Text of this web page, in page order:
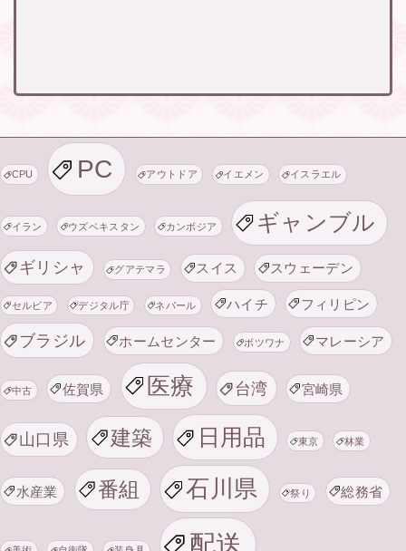
CPU PC アウトドア イエメン イスラエル
イラン ウズベキスタン カンボジア ギャンブル
ギリシャ グアテマラ スイス スウェーデン
セルビア デジタル庁 ネパール ハイチ フィリピン
ブラジル ホームセンター ボツワナ マレーシア
中古 佐賀県 医療 台湾 宮崎県
山口県 建築 日用品 東京 林業
水産業 番組 石川県 祭り 総務省
配送